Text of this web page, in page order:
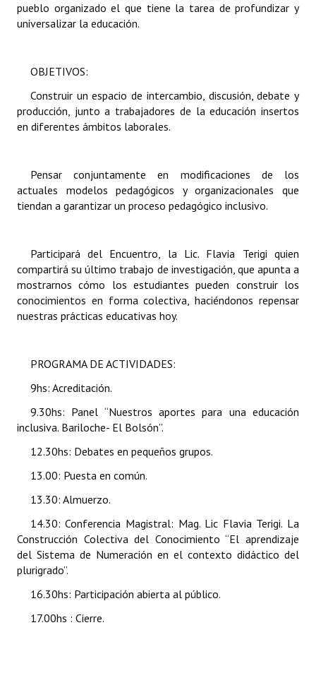
Resoluciones de Presidencia
Antiguos Pobladores
Noticias Destacadas
Registros y Distinciones
Premio al Mérito - Registro
Audiencias Públicas - Registro
Periodistas Decanos - Registro
Ciudadano Ilustre - Registro
Huéspedes de Honor - Registro
Antiguos Pobladores - Registro
Reconocimientos - Registro
Bariloche, Municipio intercultural
Entrega de distinciones
REFORMA DE LA CARTA ORGÁNICA
pueblo organizado el que tiene la tarea de profundizar y
universalizar la educación.
OBJETIVOS:
Construir un espacio de intercambio, discusión, debate y
producción, junto a trabajadores de la educación insertos
en diferentes ámbitos laborales.
Pensar conjuntamente en modificaciones de los
actuales modelos pedagógicos y organizacionales que
tiendan a garantizar un proceso pedagógico inclusivo.
Participará del Encuentro, la Lic. Flavia Terigi quien
compartirá su último trabajo de investigación, que apunta a
mostrarnos cómo los estudiantes pueden construir los
conocimientos en forma colectiva, haciéndonos repensar
nuestras prácticas educativas hoy.
PROGRAMA DE ACTIVIDADES:
9hs: Acreditación.
9.30hs: Panel “Nuestros aportes para una educación
inclusiva. Bariloche- El Bolsón”.
12.30hs: Debates en pequeños grupos.
13.00: Puesta en común.
13.30: Almuerzo.
14.30: Conferencia Magistral: Mag. Lic Flavia Terigi. La
Construcción Colectiva del Conocimiento “El aprendizaje
del Sistema de Numeración en el contexto didáctico del
plurigrado”.
16.30hs: Participación abierta al público.
17.00hs : Cierre.